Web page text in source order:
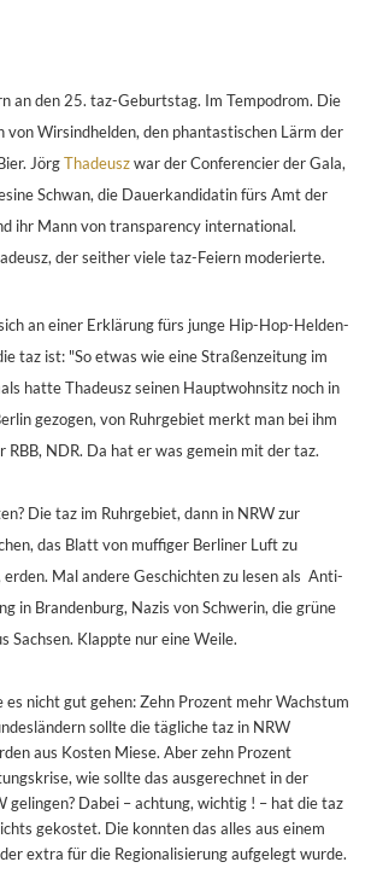
an den 25. taz-Geburtstag. Im Tempodrom. Die
von Wirsindhelden, den phantastischen Lärm der
JörgThadeuszwar der Conferencier der Gala,
Schwan, die Dauerkandidatin fürs Amt der
ihr Mann von transparency international.
der seither viele taz-Feiern moderierte.
an einer Erklärung fürs junge Hip-Hop-Helden-
taz ist: "So etwas wie eine Straßenzeitung im
hatte Thadeusz seinen Hauptwohnsitz noch in
gezogen, von Ruhrgebiet merkt man bei ihm
RBB, NDR. Da hat er was gemein mit der taz.
Die taz im Ruhrgebiet, dann in NRW zur
das Blatt von muffiger Berliner Luft zu
erden. Mal andere Geschichten zu lesen als Anti-
in Brandenburg, Nazis von Schwerin, die grüne
Sachsen. Klappte nur eine Weile.
nicht gut gehen: Zehn Prozent mehr Wachstum
sollte die tägliche taz in NRW
aus Kosten Miese. Aber zehn Prozent
wie sollte das ausgerechnet in der
gelingen? Dabei – achtung, wichtig ! – hat die taz
gekostet. Die konnten das alles aus einem
extra für die Regionalisierung aufgelegt wurde.